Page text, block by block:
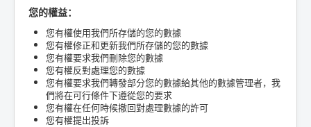
您的權益：
您有權使用我們所存儲的您的數據
您有權修正和更新我們所存儲的您的數據
您有權要求我們刪除您的數據
您有權反對處理您的數據
您有權要求我們轉發部分您的數據給其他的數據管理者，我
們將在可行條件下遵從您的要求
您有權在任何時候撤回對處理數據的許可
您有權提出投訴